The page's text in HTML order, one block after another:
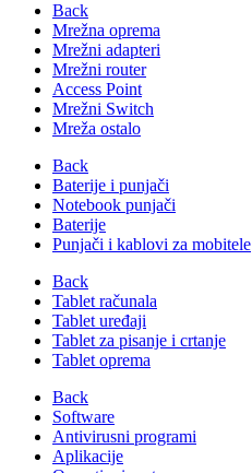
Back
Mrežna oprema
Mrežni adapteri
Mrežni router
Access Point
Mrežni Switch
Mreža ostalo
Back
Baterije i punjači
Notebook punjači
Baterije
Punjači i kablovi za mobitele
Back
Tablet računala
Tablet uređaji
Tablet za pisanje i crtanje
Tablet oprema
Back
Software
Antivirusni programi
Aplikacije